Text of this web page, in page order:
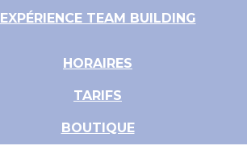
EXPÉRIENCE TEAM BUILDING
HORAIRES
TARIFS
BOUTIQUE